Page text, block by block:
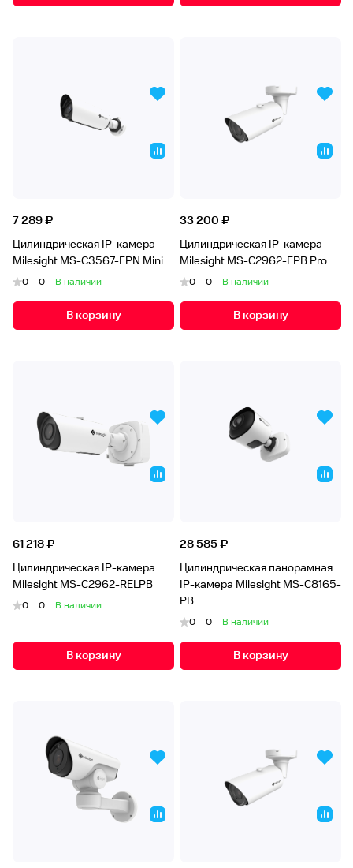
7 289 ₽
Цилиндрическая IP-камера
Milesight MS-C3567-FPN Mini
0 0 В наличии
В корзину
33 200 ₽
Цилиндрическая IP-камера
Milesight MS-C2962-FPB Pro
0 0 В наличии
В корзину
61 218 ₽
Цилиндрическая IP-камера
Milesight MS-C2962-RELPB
0 0 В наличии
В корзину
28 585 ₽
Цилиндрическая панорамная
IP-камера Milesight MS-C8165-
PB
0 0 В наличии
В корзину